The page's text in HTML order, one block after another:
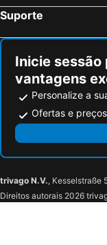
Suporte
Inicie
vantagens
Personalize a
Ofertas e
trivago N.V., Kesselstraße
Direitos autorais 2026